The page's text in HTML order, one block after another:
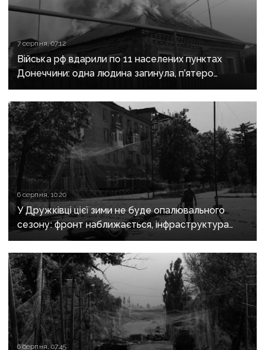
7 серпня, 07:12
Війська рф вдарили по 11 населених пунктах
Донеччини: одна людина загинула, п’ятеро
поранені
6 серпня, 10:20
У Дружківці цієї зими не буде опалювального
сезону: фронт наближається, інфраструктура
критично зруйнована
6 серпня, 07:45